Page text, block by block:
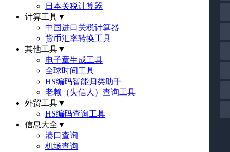
日本关税计算器
计算工具▼
中国进口关税计算器
货币汇率转换工具
其他工具▼
电子章生成工具
全球时间工具
HS编码智能归类助手
老赖（失信人）查询工具
外贸工具▼
HS编码查询工具
信息大全 ▼
港口查询
机场查询